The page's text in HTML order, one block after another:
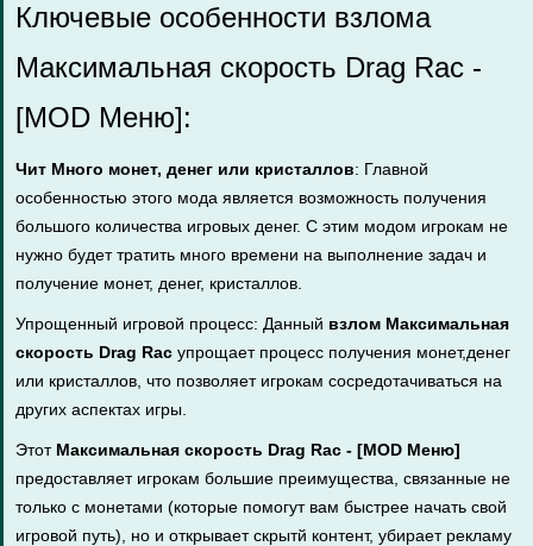
Ключевые особенности взлома
Максимальная скорость Drag Rac -
[MOD Меню]:
Чит Много монет, денег или кристаллов: Главной
особенностью этого мода является возможность получения
большого количества игровых денег. С этим модом игрокам не
нужно будет тратить много времени на выполнение задач и
получение монет, денег, кристаллов.
Упрощенный игровой процесс: Данный взлом Максимальная
скорость Drag Rac упрощает процесс получения монет,денег
или кристаллов, что позволяет игрокам сосредотачиваться на
других аспектах игры.
Этот Максимальная скорость Drag Rac - [MOD Меню]
предоставляет игрокам большие преимущества, связанные не
только с монетами (которые помогут вам быстрее начать свой
игровой путь), но и открывает скрытй контент, убирает рекламу